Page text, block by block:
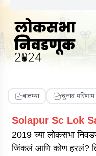
बातम्या चुनाव परिणाम
Solapur Sc Lok
2019 च्या लोकसभा
जिंकलं आणि कोण हरलं?